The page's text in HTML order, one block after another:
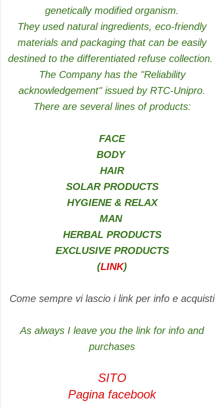
genetically modified organism.
They used natural ingredients, eco-friendly
materials and packaging that can be easily
destined to the differentiated refuse collection.
The Company has the "Reliability
acknowledgement" issued by RTC-Unipro.
There are several lines of products:
FACE
BODY
HAIR
SOLAR PRODUCTS
HYGIENE & RELAX
MAN
HERBAL PRODUCTS
EXCLUSIVE PRODUCTS
(LINK)
Come sempre vi lascio i link per info e acquisti
As always I leave you the link for info and
purchases
SITO
Pagina facebook